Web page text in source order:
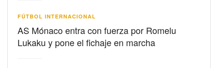
FÚTBOL INTERNACIONAL
AS Mónaco entra con fuerza por Romelu
Lukaku y pone el fichaje en marcha